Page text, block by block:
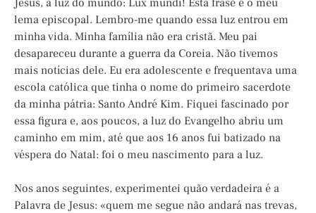
lema episcopal. Lembro-me quando essa luz entrou em
minha vida. Minha família não era cristã. Meu pai
desapareceu durante a guerra da Coreia. Não tivemos
mais notícias dele. Eu era adolescente e frequentava uma
escola católica que tinha o nome do primeiro sacerdote
da minha pátria: Santo André Kim. Fiquei fascinado por
essa figura e, aos poucos, a luz do Evangelho abriu um
caminho em mim, até que aos 16 anos fui batizado na
véspera do Natal: foi o meu nascimento para a luz.
Nos anos seguintes, experimentei quão verdadeira é a
Palavra de Jesus: «quem me segue não andará nas trevas,